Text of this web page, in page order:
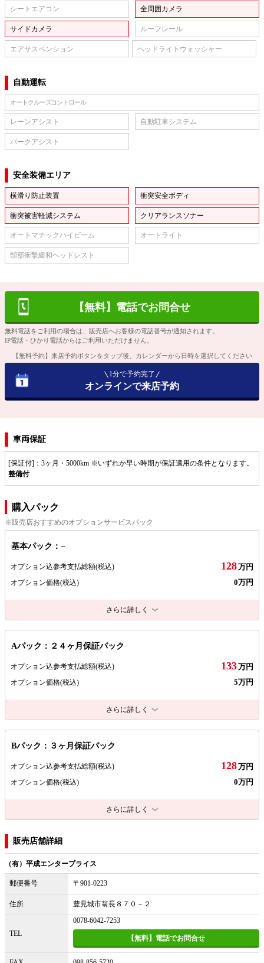
シートエアコン 全周囲カメラ
サイドカメラ ルーフレール
エアサスペンション ヘッドライトウォッシャー
自動運転
オートクルーズコントロール
レーンアシスト 自動駐車システム
パークアシスト
安全装備エリア
横滑り防止装置 衝突安全ボディ
衝突被害軽減システム クリアランスソナー
オートマチックハイビーム オートライト
頸部衝撃緩和ヘッドレスト
【無料】電話でお問合せ
無料電話をご利用の場合は、販売店へお客様の電話番号が通知されます。
IP電話・ひかり電話からはご利用いただけません。
【無料予約】来店予約ボタンをタップ後、カレンダーから日時を選択してください
1分で予約完了
オンラインで来店予約
車両保証
[保証付]：3ヶ月・5000km ※いずれか早い時期が保証適用の条件となります。
整備付
購入パック
※販売店おすすめのオプションサービスパック
基本パック：−
オプション込参考支払総額(税込) 128万円
オプション価格(税込) 0万円
さらに詳しく
Aパック：２４ヶ月保証パック
オプション込参考支払総額(税込) 133万円
オプション価格(税込) 5万円
さらに詳しく
Bパック：３ヶ月保証パック
オプション込参考支払総額(税込) 128万円
オプション価格(税込) 0万円
さらに詳しく
販売店舗詳細
（有）平成エンタープライス
郵便番号 〒901-0223
住所 豊見城市翁長８７０－２
TEL
0078-6042-7253
【無料】電話でお問合せ